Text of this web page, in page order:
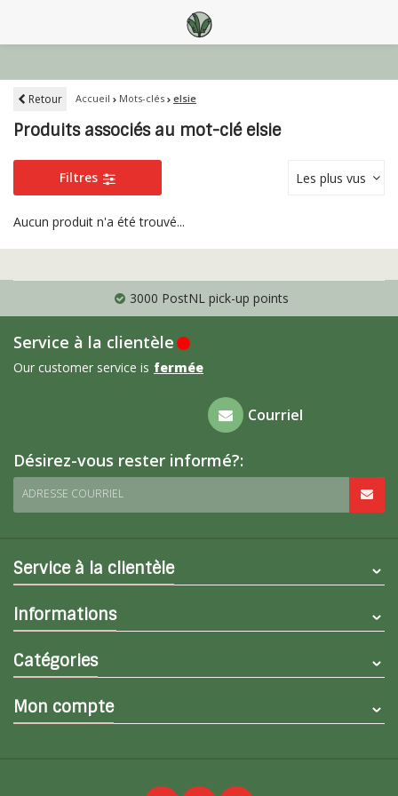
Retour Accueil Mots-clés elsie
Produits associés au mot-clé elsie
Filtres Les plus vus
Aucun produit n'a été trouvé...
3000 PostNL pick-up points
Service à la clientèle
Our customer service is fermée
Foire aux
questions
Courriel
Désirez-vous rester informé?:
ADRESSE COURRIEL
Service à la clientèle
Informations
Catégories
Mon compte